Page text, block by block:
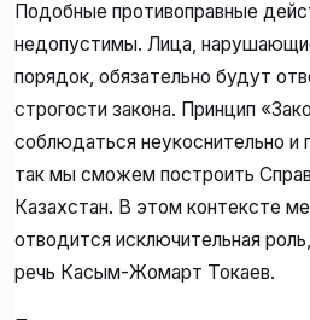
Подобные противоправные
недопустимы. Лица,
порядок, обязательно будут
строгости закона. Принцип
соблюдаться неукоснительно и
так мы сможем построить
Казахстан. В этом контексте
отводится исключительная
речь Касым-Жомарт Токаев.